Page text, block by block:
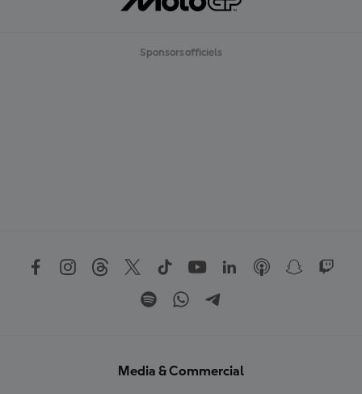
Sponsors officiels
Media & Commercial